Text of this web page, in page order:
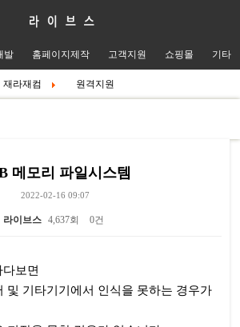
발 홈페이지제작 고객지원 쇼핑몰 기타
재라재컴 원격지원
메모리 파일시스템
2022-02-16 09:07
라이브스 4,637회 0건
보면
및 기타기기에서 인식을 못하는 경우가